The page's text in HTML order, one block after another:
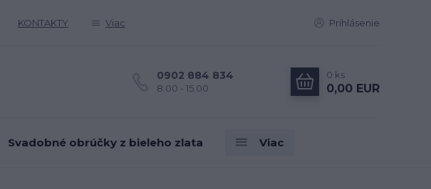
KONTAKTY Viac Prihlásenie
0902 884 834
8.00 - 15.00
0 ks
0,00 EUR
Svadobné obrúčky z bieleho zlata Viac